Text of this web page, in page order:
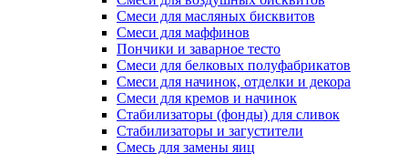
Смеси для масляных бисквитов
Смеси для маффинов
Пончики и заварное тесто
Cмеси для белковых полуфабрикатов
Смеси для начинок, отделки и декора
Смеси для кремов и начинок
Стабилизаторы (фонды) для сливок
Стабилизаторы и загустители
Смесь для замены яиц